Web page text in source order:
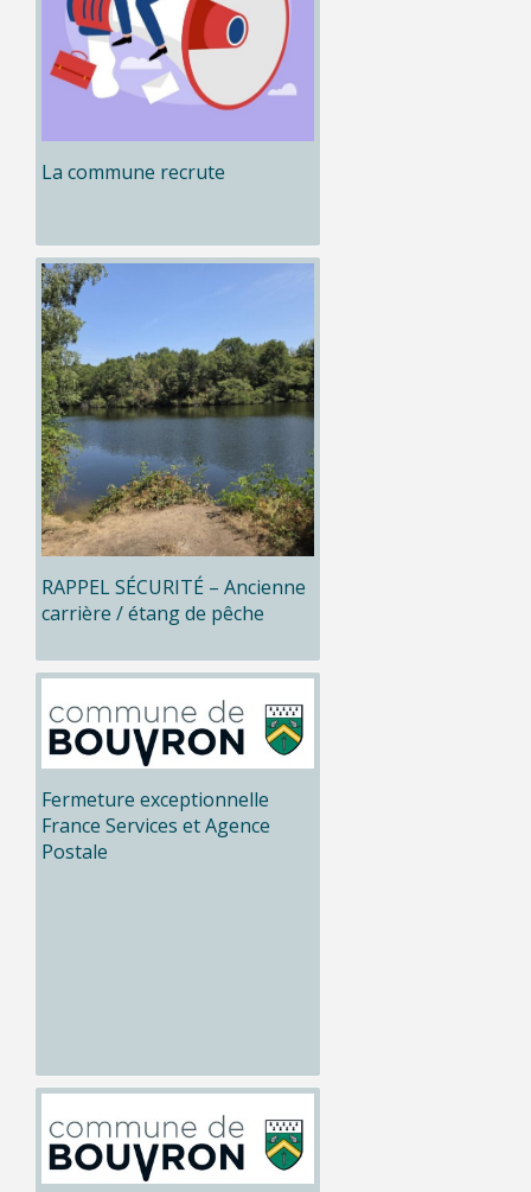
La commune recrute
RAPPEL SÉCURITÉ – Ancienne
carrière / étang de pêche
Fermeture exceptionnelle
France Services et Agence
Postale